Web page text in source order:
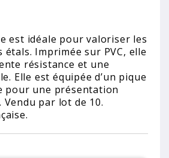
est idéale pour valoriser les
Imprimée sur PVC, elle
résistance et une
Elle est équipée d’un pique
pour une présentation
par lot de 10.